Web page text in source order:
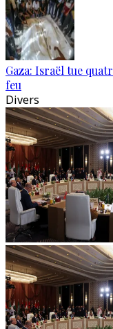
Gaza: Israël tue
feu
Divers